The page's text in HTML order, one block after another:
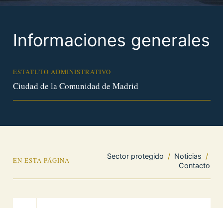
Informaciones generales
ESTATUTO ADMINISTRATIVO
Ciudad de la Comunidad de Madrid
EN ESTA PÁGINA
Sector protegido / Noticias /
Contacto